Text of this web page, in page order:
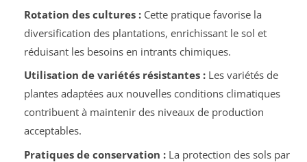
Rotation des cultures :Cette pratique favorise la
diversification des plantations, enrichissant le sol et
réduisant les besoins en intrants chimiques.
Utilisation de variétés résistantes :Les variétés de
plantes adaptées aux nouvelles conditions climatiques
contribuent à maintenir des niveaux de production
acceptables.
Pratiques de conservation :La protection des sols par